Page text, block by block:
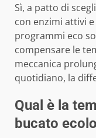
Sì, a patto di
con enzimi attivi
programmi eco
compensare le
meccanica
quotidiano, la
Qual è la
bucato